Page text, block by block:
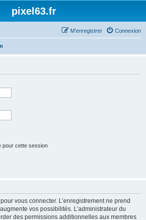
pixel63.fr
Connexion
M’enregistrer
pour cette session
vous connecter. L’enregistrement ne prend
vos possibilités. L’administrateur du
des permissions additionnelles aux membres